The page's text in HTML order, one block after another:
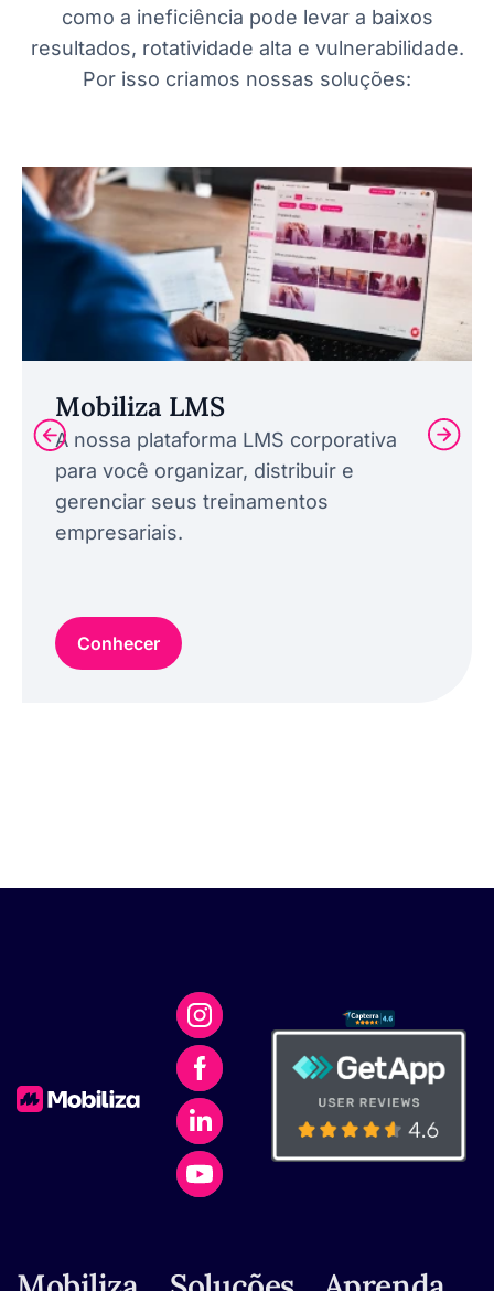
como a ineficiência pode levar a baixos
resultados, rotatividade alta e vulnerabilidade.
Por isso criamos nossas soluções:
Mobiliza LMS
A nossa plataforma LMS corporativa
para você organizar, distribuir e
gerenciar seus treinamentos
empresariais.
Conhecer